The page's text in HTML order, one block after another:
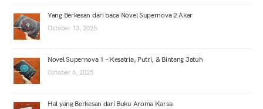
Yang Berkesan dari baca Novel Supernova 2 Akar
October 13, 2025
Novel Supernova 1 – Kesatria, Putri, & Bintang Jatuh
October 6, 2025
Hal yang Berkesan dari Buku Aroma Karsa